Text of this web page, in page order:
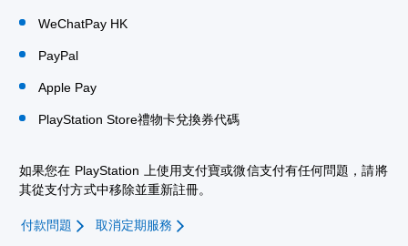
WeChatPay HK
PayPal
Apple Pay
PlayStation Store禮物卡兌換券代碼
如果您在 PlayStation 上使用支付寶或微信支付有任何問題，請將
其從支付方式中移除並重新註冊。
付款問題 取消定期服務